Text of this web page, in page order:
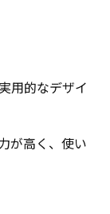
用的なデザイ
が高く、使い